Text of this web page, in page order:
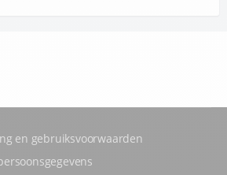
en gebruiksvoorwaarden